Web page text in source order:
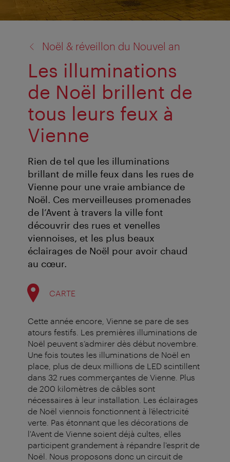
Noël & réveillon du Nouvel an
Les illuminations
de Noël brillent de
tous leurs feux à
Vienne
Rien de tel que les illuminations
brillant de mille feux dans les rues de
Vienne pour une vraie ambiance de
Noël. Ces merveilleuses promenades
de l’Avent à travers la ville font
découvrir des rues et venelles
viennoises, et les plus beaux
éclairages de Noël pour avoir chaud
au cœur.
CARTE
Cette année encore, Vienne se pare de ses
atours festifs. Les premières illuminations de
Noël peuvent s’admirer dès début novembre.
Une fois toutes les illuminations de Noël en
place, plus de deux millions de LED scintillent
dans 32 rues commerçantes de Vienne. Plus
de 200 kilomètres de câbles sont
nécessaires à leur installation. Les éclairages
de Noël viennois fonctionnent à l’électricité
verte. Pas étonnant que les décorations de
l'Avent de Vienne soient déjà cultes, elles
participent grandement à répandre l'esprit de
Noël. Nous proposons donc un circuit de